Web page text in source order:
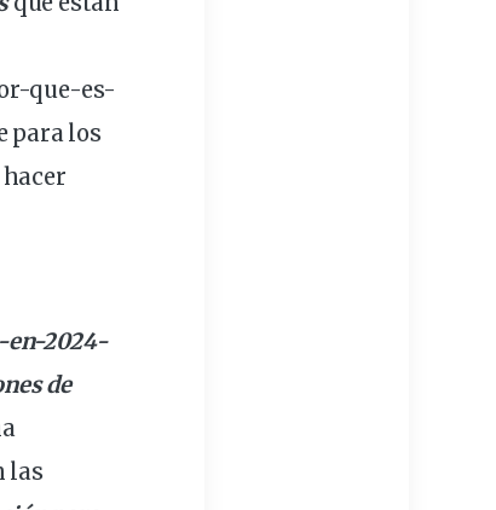
que-es-
para los
hacer
en-2024-
de
las